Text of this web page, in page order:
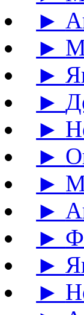
►
►
►
►
►
►
►
►
►
►
►